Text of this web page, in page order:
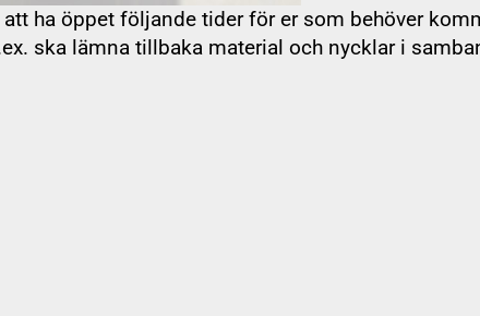
prylarha öppet följande tider för er som behöver
ska lämna tillbaka material och nycklar i